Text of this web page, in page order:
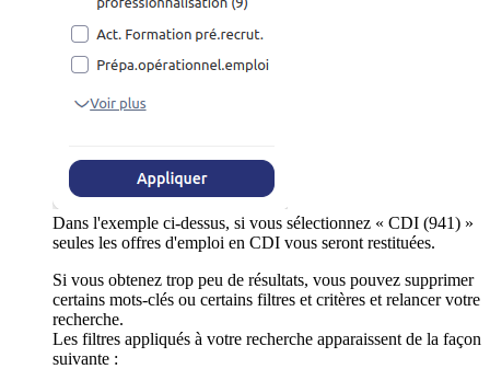
Dans l'exemple ci-dessus, si vous sélectionnez « CDI (941) »
seules les offres d'emploi en CDI vous seront restituées.
Si vous obtenez trop peu de résultats, vous pouvez supprimer
certains mots-clés ou certains filtres et critères et relancer votre
recherche.
Les filtres appliqués à votre recherche apparaissent de la façon
suivante :